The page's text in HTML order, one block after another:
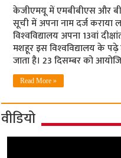
केजीएमयू में एमबीबीएस और
सूची में अपना नाम दर्ज कराया
विश्‍वविद्यालय अपना 13वां
मशहूर इस विश्‍वविद्यालय के पढ़े
जाता है। 23 दिसम्‍बर को
Read More »
वीडियो